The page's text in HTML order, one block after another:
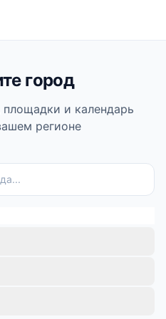
город
и календарь
регионе